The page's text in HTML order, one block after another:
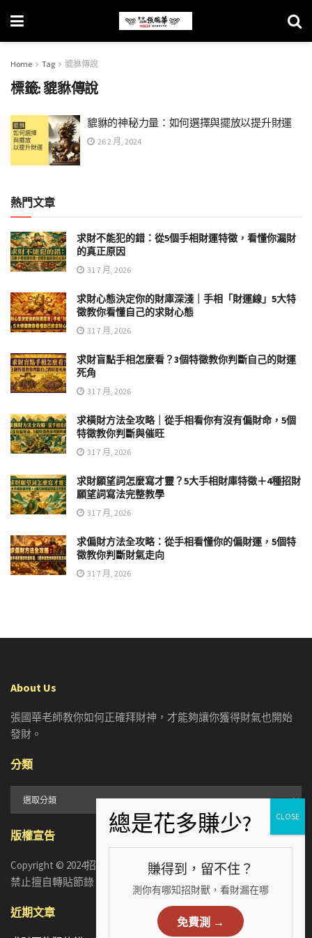
Home Tag 貔貅傳說
標籤:貔貅傳說
貔貅的神秘力量：如何選擇與擺放以提升財運
26 2 月, 2024
熱門文章
求財不能犯的錯：從5個手相財運特徵，看懂你漏財
的真正原因
31 7 月, 2026
求財心態決定你的財庫深淺｜手相「財運線」5大特
徵教你看懂自己的求財心態
31 7 月, 2026
求財盲點手相怎麼看？3個特徵教你判斷自己的財運
死角
31 7 月, 2026
求橫財方法全攻略｜從手相看你有沒有偏財命，5個
特徵教你判斷與催旺
31 7 月, 2026
求財願望詞怎麼寫才靈？5大手相財庫特徵＋4種招財
願望詞寫法完整教學
31 7 月, 2026
求偏財方法全攻略：從手相看懂你的偏財運，5個特
徵教你判斷財氣走向
31 7 月, 2026
About Us
張國華老師教你如何正確拜財神，才能夠讓你獲得財氣也開始
發財。
分類
版權宣告
Copyright © 2024招財張國華. ALL RIGHTS RESERVED. 版權所有，
禁止擅自轉貼節錄
近期文章
賺得到，留不住？
測你有哪知招財獸，看財漏在哪
免費測 →